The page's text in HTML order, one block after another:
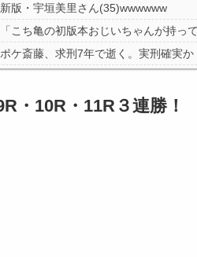
新版・宇垣美里さん(35)wwwwww
こち亀の初版本おじいちゃんが持っ
ポケ斎藤、求刑7年で逝く。実刑確実か
・10R・11R３連勝！